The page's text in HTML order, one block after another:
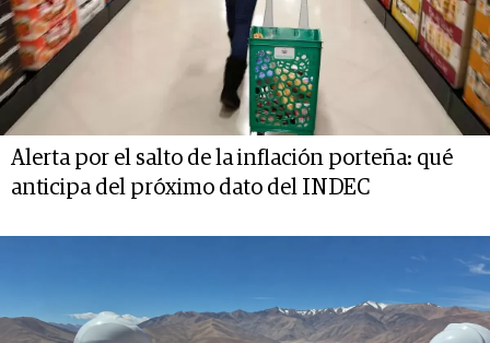
Alerta por el salto de la inflación porteña: qué
anticipa del próximo dato del INDEC